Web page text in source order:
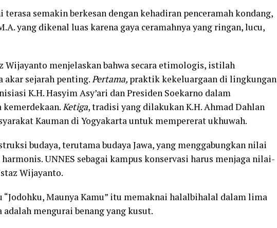
semakin berkesan dengan kehadiran penceramah kondang,
yang dikenal luas karena gaya ceramahnya yang ringan, lucu,
Wijayanto menjelaskan bahwa secara etimologis, istilah
sejarah penting.Pertama, praktik kekeluargaan di lingkungan
K.H. Hasyim Asy’ari dan Presiden Soekarno dalam
kemerdekaan.Ketiga, tradisi yang dilakukan K.H. Ahmad Dahlan
Kauman di Yogyakarta untuk mempererat ukhuwah.
budaya, terutama budaya Jawa, yang menggabungkan nilai
UNNES sebagai kampus konservasi harus menjaga nilai-
Wijayanto.
Maunya Kamu” itu memaknai halalbihalal dalam lima
adalah mengurai benang yang kusut.